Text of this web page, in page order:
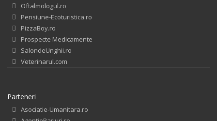
Oftalmologul.ro
Pensiune-Ecoturistica.ro
PizzaBoy.ro
Prospecte Medicamente
SalondeUnghii.ro
Veterinarul.com
Parteneri
Asociatie-Umanitara.ro